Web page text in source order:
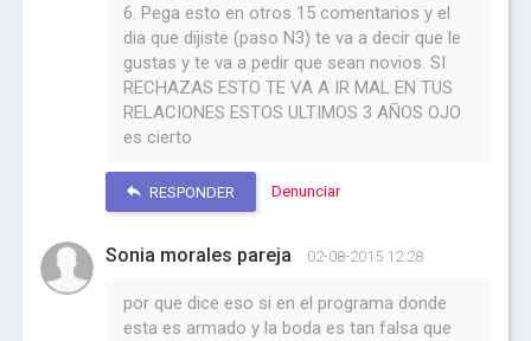
6. Pega esto en otros 15 comentarios y el
dia que dijiste (paso N3) te va a decir que le
gustas y te va a pedir que sean novios. SI
RECHAZAS ESTO TE VA A IR MAL EN TUS
RELACIONES ESTOS ULTIMOS 3 AÑOS OJO
es cierto
RESPONDER Denunciar
Sonia morales pareja 02-08-2015 12:28
por que dice eso si en el programa donde
esta es armado y la boda es tan falsa que